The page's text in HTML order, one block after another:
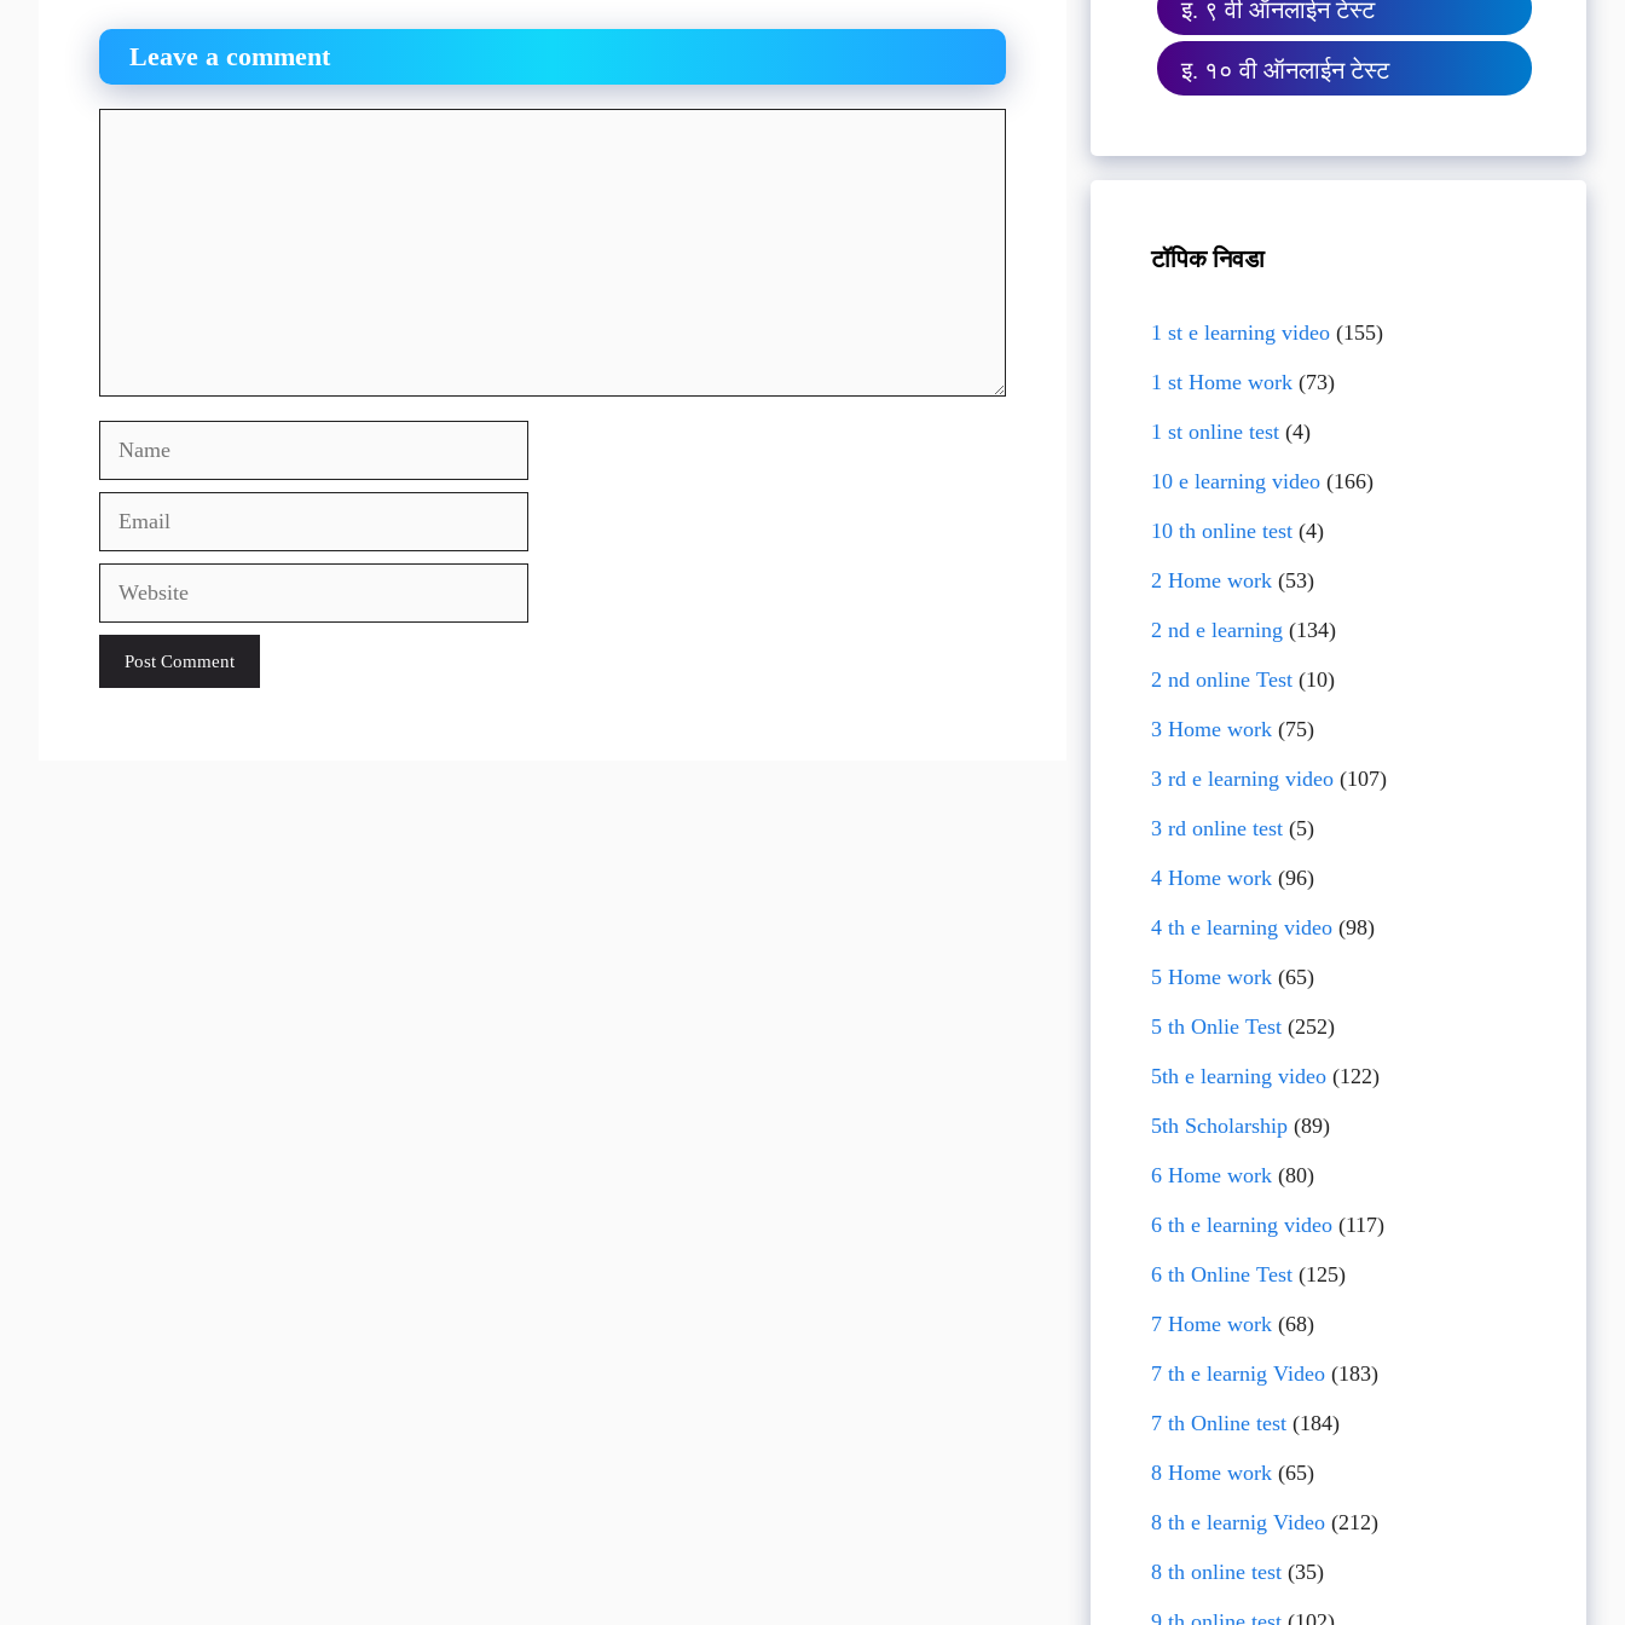
Leave a comment
Name
Email
Website
इ. ९ वी ऑनलाईन टेस्ट
इ. १० वी ऑनलाईन टेस्ट
टॉपिक निवडा
1 st e learning video(155)
1 st Home work(73)
1 st online test(4)
10 e learning video(166)
10 th online test(4)
2 Home work(53)
2 nd e learning (134)
2 nd online Test(10)
3 Home work(75)
3 rd e learning video(107)
3 rd online test(5)
4 Home work(96)
4 th e learning video(98)
5 Home work(65)
5 th Onlie Test(252)
5th e learning video(122)
5th Scholarship(89)
6 Home work(80)
6 th e learning video(117)
6 th Online Test(125)
7 Home work(68)
7 th e learnig Video(183)
7 th Online test(184)
8 Home work(65)
8 th e learnig Video(212)
8 th online test(35)